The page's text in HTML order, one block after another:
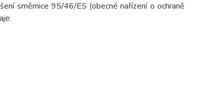
směrnice 95/46/ES (obecné nařízení o ochraně